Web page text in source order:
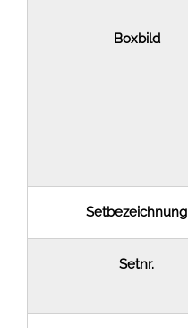
Boxbild
Setbezeichnung
Setnr.